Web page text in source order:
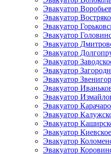
Эвакуатор
Эвакуатор
Эвакуатор
Эвакуатор
Эвакуатор
Эвакуатор
Эвакуатор
Эвакуатор
Эвакуатор
Эвакуатор
Эвакуатор
Эвакуатор
Эвакуатор
Эвакуатор
Эвакуатор
Эвакуатор
Эвакуатор